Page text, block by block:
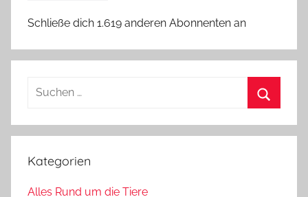
Schließe dich 1.619 anderen Abonnenten an
Suchen
Kategorien
Alles Rund um die Tiere